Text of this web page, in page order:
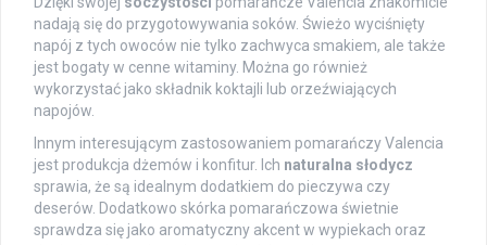
nadają się do przygotowywania soków. Świeżo wyciśnięty
napój z tych owoców nie tylko zachwyca smakiem, ale także
jest bogaty w cenne witaminy. Można go również
wykorzystać jako składnik koktajli lub orzeźwiających
napojów.
Innym interesującym zastosowaniem pomarańczy Valencia
jest produkcja dżemów i konfitur. Ich naturalna słodycz
sprawia, że są idealnym dodatkiem do pieczywa czy
deserów. Dodatkowo skórka pomarańczowa świetnie
sprawdza się jako aromatyczny akcent w wypiekach oraz